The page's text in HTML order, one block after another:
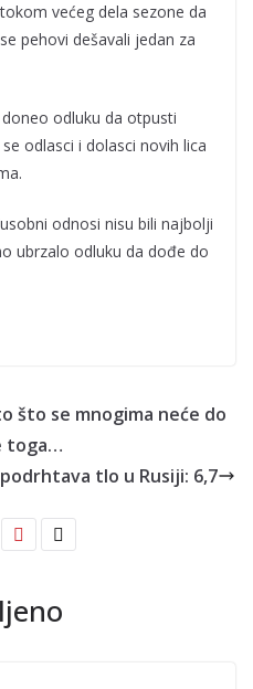
tokom većeg dela sezone da
pehovi dešavali jedan za
odluku da otpusti
odlasci i dolasci novih lica
odnosi nisu bili najbolji
ubrzalo odluku da dođe do
što se mnogima neće do
toga…
tlo u Rusiji: 6,7